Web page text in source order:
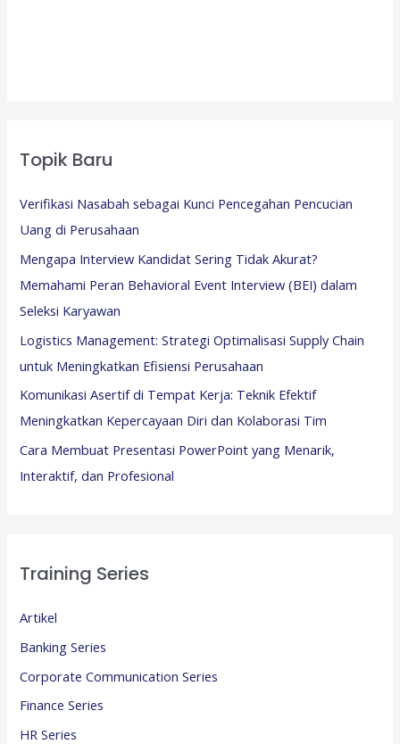
Topik Baru
Verifikasi Nasabah sebagai Kunci Pencegahan Pencucian
Uang di Perusahaan
Mengapa Interview Kandidat Sering Tidak Akurat?
Memahami Peran Behavioral Event Interview (BEI) dalam
Seleksi Karyawan
Logistics Management: Strategi Optimalisasi Supply Chain
untuk Meningkatkan Efisiensi Perusahaan
Komunikasi Asertif di Tempat Kerja: Teknik Efektif
Meningkatkan Kepercayaan Diri dan Kolaborasi Tim
Cara Membuat Presentasi PowerPoint yang Menarik,
Interaktif, dan Profesional
Training Series
Artikel
Banking Series
Corporate Communication Series
Finance Series
HR Series